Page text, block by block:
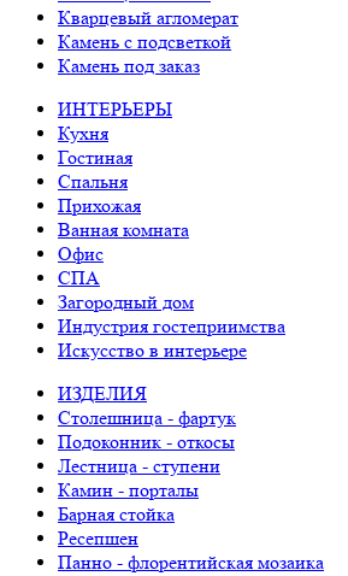
Кварцевый агломерат
Камень с подсветкой
Камень под заказ
ИНТЕРЬЕРЫ
Кухня
Гостиная
Спальня
Прихожая
Ванная комната
Офис
СПА
Загородный дом
Индустрия гостеприимства
Искусство в интерьере
ИЗДЕЛИЯ
Столешница - фартук
Подоконник - откосы
Лестница - ступени
Камин - порталы
Барная стойка
Ресепшен
Панно - флорентийская мозаика